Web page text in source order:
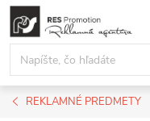
Prejsť
obsah
REKLAMNÉ PREDMETY